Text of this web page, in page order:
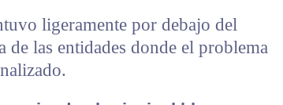
ligeramente por debajo del
las entidades donde el problema